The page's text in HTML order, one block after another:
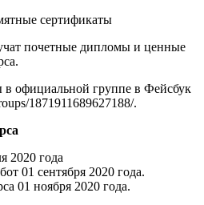
сертификаты
почетные дипломы и ценные
в официальной группе в Фейсбук
1871911689627188/.
2020 года
01 сентября 2020 года.
01 ноября 2020 года.